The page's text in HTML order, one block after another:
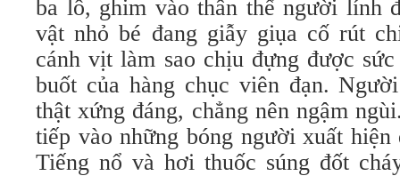
ba lô, ghim vào thân thể người lính
vật nhỏ bé đang giẫy giụa cố rút
cánh vịt làm sao chịu đựng được
buốt của hàng chục viên đạn.
thật xứng đáng, chẳng nên ngậm
tiếp vào những bóng người xuất hiện
Tiếng nổ và hơi thuốc súng đốt